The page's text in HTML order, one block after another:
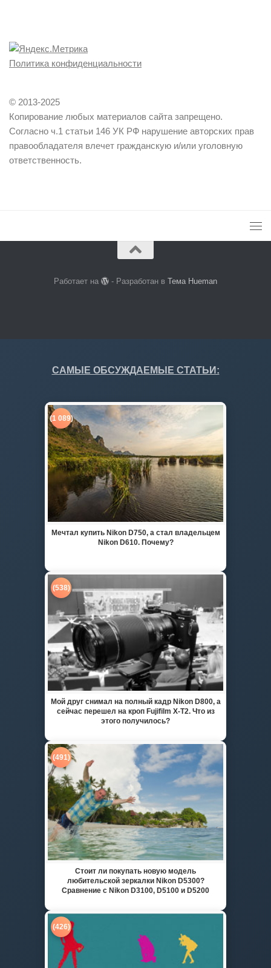
Политика конфиденциальности
© 2013-2025
Копирование любых материалов сайта запрещено.
Согласно ч.1 статьи 146 УК РФ нарушение авторских прав
правообладателя влечет гражданскую и/или уголовную
ответственность.
Работает на - Разработан вТема Hueman
САМЫЕ ОБСУЖДАЕМЫЕ СТАТЬИ:
(1 089)
Мечтал купить Nikon D750, а стал владельцем
Nikon D610. Почему?
(538)
Мой друг снимал на полный кадр Nikon D800, а
сейчас перешел на кроп Fujifilm X-T2. Что из
этого получилось?
(491)
Стоит ли покупать новую модель
любительской зеркалки Nikon D5300?
Сравнение с Nikon D3100, D5100 и D5200
(426)